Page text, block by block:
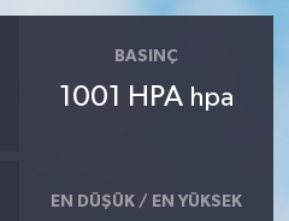
BASINÇ
1001 HPA hpa
EN DÜŞÜK / EN YÜKSEK